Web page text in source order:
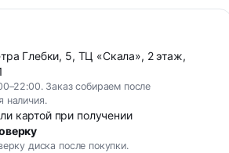
Глебки, 5, ТЦ «Скала», 2 этаж,
Заказ собираем после
наличия.
картой при получении
диска после покупки.